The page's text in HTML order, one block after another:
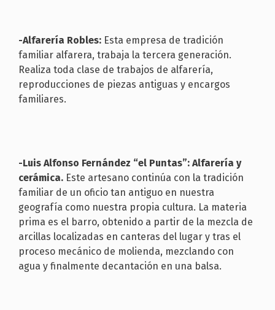
-Alfarería Robles: Esta empresa de tradición
familiar alfarera, trabaja la tercera generación.
Realiza toda clase de trabajos de alfarería,
reproducciones de piezas antiguas y encargos
familiares.
-Luis Alfonso Fernández “el Puntas”: Alfarería y
cerámica. Este artesano continúa con la tradición
familiar de un oficio tan antiguo en nuestra
geografía como nuestra propia cultura. La materia
prima es el barro, obtenido a partir de la mezcla de
arcillas localizadas en canteras del lugar y tras el
proceso mecánico de molienda, mezclando con
agua y finalmente decantación en una balsa.